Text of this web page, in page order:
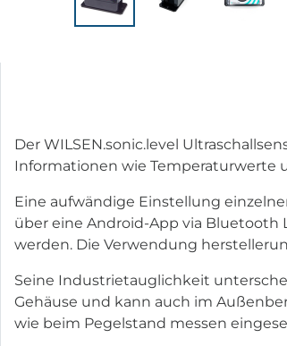
Der WILSEN.sonic.level
Informationen wie Temperaturwerte
Eine aufwändige Einstellung
über eine Android-App via Bluetooth
werden. Die Verwendung
Seine Industrietauglichkeit
Gehäuse und kann auch im
wie beim Pegelstand messen